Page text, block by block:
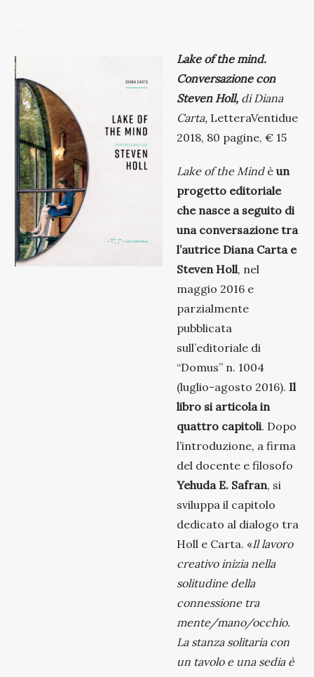
Lake of the mind.
Conversazione con
Steven Holl, di Diana
Carta, LetteraVentidue
2018, 80 pagine, € 15
Lake of the Mind è un
progetto editoriale
che nasce a seguito di
una conversazione tra
l’autrice Diana Carta e
Steven Holl, nel
maggio 2016 e
parzialmente
pubblicata
sull’editoriale di
“Domus” n. 1004
(luglio-agosto 2016). Il
libro si articola in
quattro capitoli. Dopo
l’introduzione, a firma
del docente e filosofo
Yehuda E. Safran, si
sviluppa il capitolo
dedicato al dialogo tra
Holl e Carta. «Il lavoro
creativo inizia nella
solitudine della
connessione tra
mente/mano/occhio.
La stanza solitaria con
un tavolo e una sedia è